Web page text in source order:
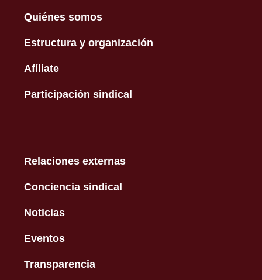
Quiénes somos
Estructura y organización
Afíliate
Participación sindical
Relaciones externas
Conciencia sindical
Noticias
Eventos
Transparencia